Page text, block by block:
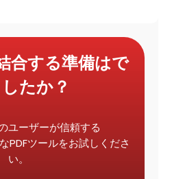
合する準備はで
たか？
ユーザーが信頼する
PDFツールをお試しくださ
い。